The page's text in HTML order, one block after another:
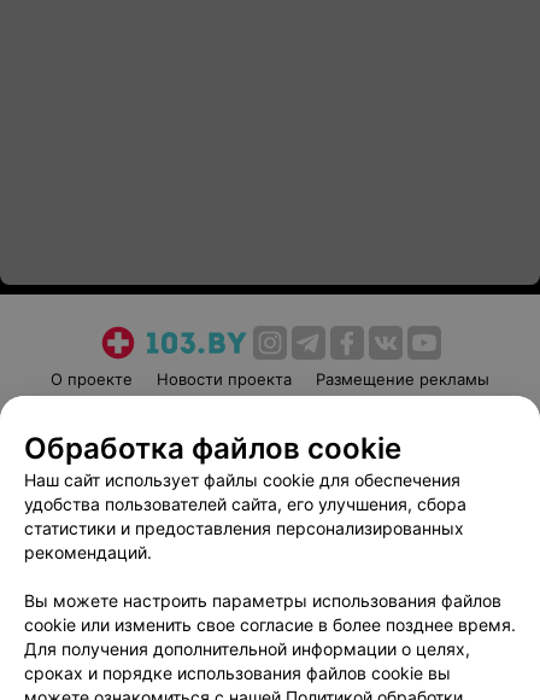
О проекте Новости проекта
Размещение рекламы
Пользовательское соглашение
Способы оплаты
Вакансии
Партнеры
Написать руководителю 103.by
Обработка персональных данных
Обработка файлов cookie
Наш сайт использует файлы cookie для обеспечения
удобства пользователей сайта, его улучшения, сбора
статистики и предоставления персонализированных
рекомендаций.
Вы можете настроить параметры использования файлов
cookie или изменить свое согласие в более позднее время.
Для получения дополнительной информации о целях,
сроках и порядке использования файлов cookie вы